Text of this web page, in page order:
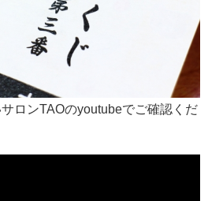
ロンTAOのyoutubeでご確認くだ